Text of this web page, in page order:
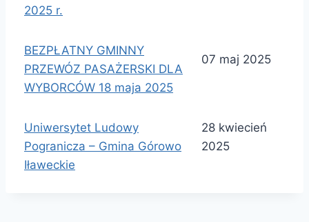
2025 r.
BEZPŁATNY GMINNY
PRZEWÓZ PASAŻERSKI DLA
WYBORCÓW 18 maja 2025
07 maj 2025
Uniwersytet Ludowy
Pogranicza – Gmina Górowo
Iławeckie
28 kwiecień
2025